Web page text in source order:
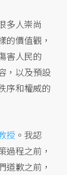
多人崇尚
的價值觀，
害人民的
，以及預設
序和權威的
授 。我認
過程之前，
道歉之前，